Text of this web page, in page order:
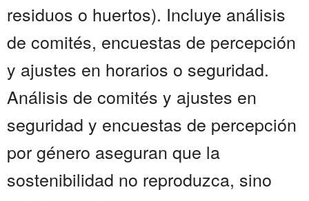
residuos o huertos). Incluye análisis
de comités, encuestas de percepción
y ajustes en horarios o seguridad.
Análisis de comités y ajustes en
seguridad y encuestas de percepción
por género aseguran que la
sostenibilidad no reproduzca, sino